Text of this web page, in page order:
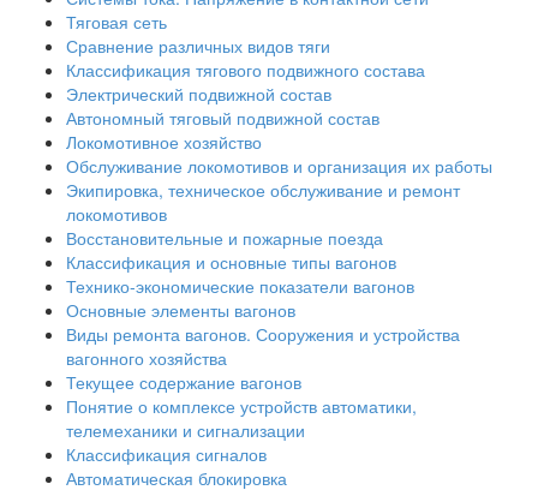
Тяговая сеть
Сравнение различных видов тяги
Классификация тягового подвижного состава
Электрический подвижной состав
Автономный тяговый подвижной состав
Локомотивное хозяйство
Обслуживание локомотивов и организация их работы
Экипировка, техническое обслуживание и ремонт
локомотивов
Восстановительные и пожарные поезда
Классификация и основные типы вагонов
Технико-экономические показатели вагонов
Основные элементы вагонов
Виды ремонта вагонов. Сооружения и устройства
вагонного хозяйства
Текущее содержание вагонов
Понятие о комплексе устройств автоматики,
телемеханики и сигнализации
Классификация сигналов
Автоматическая блокировка